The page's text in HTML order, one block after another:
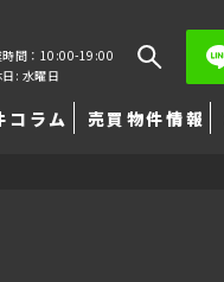
時間：10:00-19:00
: 水曜日
コラム 売買物件情報